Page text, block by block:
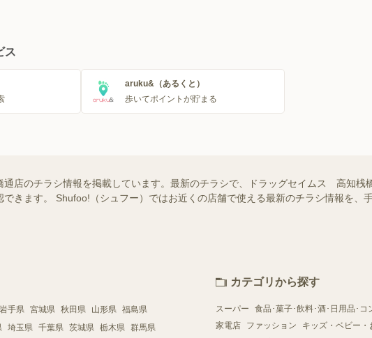
ス
aruku&（あるくと）
歩いてポイントが貯まる
店のチラシ情報を掲載しています。最新のチラシで、ドラッグセイムス 高知桟
できます。 Shufoo!（シュフー）ではお近くの店舗で使える最新のチラシ情報を、
岩手県 宮城県 秋田県 山形県 福島県
埼玉県 千葉県 茨城県 栃木県 群馬県
カテゴリから探す
スーパー 食品･菓子･飲料･酒･日用品･コ
家電店
ファッション キッズ・ベビー・